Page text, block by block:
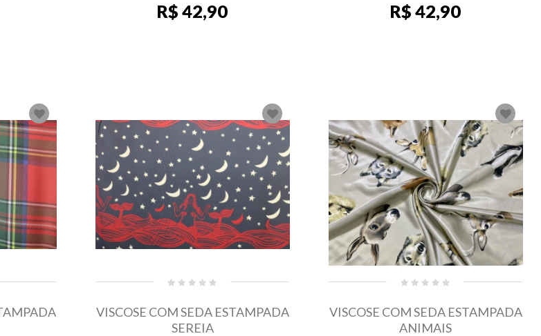
R$ 42,90 R$ 42,90
VISCOSE COM SEDA ESTAMPADA
SEREIA
VISCOSE COM SEDA ESTAMPADA
ANIMAIS